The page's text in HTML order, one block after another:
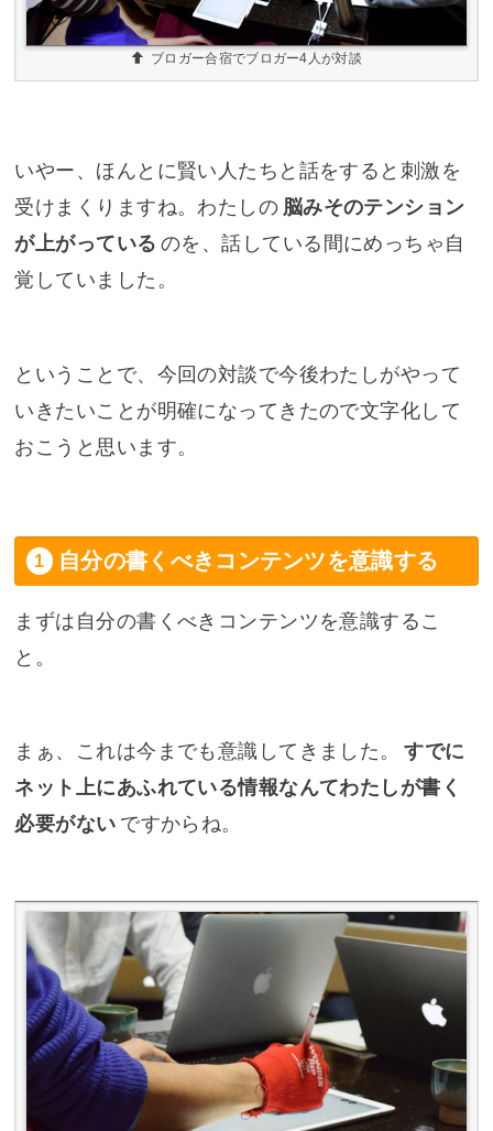
ブロガー合宿でブロガー4人が対談
いやー、ほんとに賢い人たちと話をすると刺激を
受けまくりますね。わたしの 脳みそのテンション
が上がっている のを、話している間にめっちゃ自
覚していました。
ということで、今回の対談で今後わたしがやって
いきたいことが明確になってきたので文字化して
おこうと思います。
自分の書くべきコンテンツを意識する
まずは自分の書くべきコンテンツを意識するこ
と。
まぁ、これは今までも意識してきました。
すでに
ネット上にあふれている情報なんてわたしが書く
必要がない ですからね。